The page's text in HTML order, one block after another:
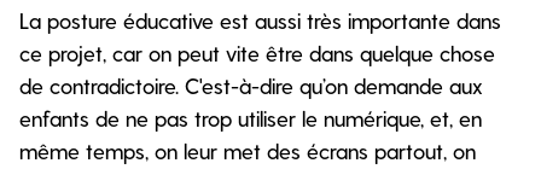
La posture éducative est aussi très importante dans
ce projet, car on peut vite être dans quelque chose
de contradictoire. C'est-à-dire qu’on demande aux
enfants de ne pas trop utiliser le numérique, et, en
même temps, on leur met des écrans partout, on